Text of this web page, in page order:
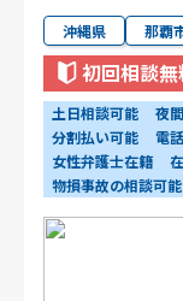
沖縄県 那覇
初回相談
土日相談可能 夜
分割払い可能
電
女性弁護士在籍
物損事故の相談可能